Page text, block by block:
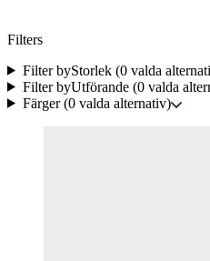
Filters
Filter byStorlek(0valda
Filter byUtförande(0valda
Färger(0valda alternativ)